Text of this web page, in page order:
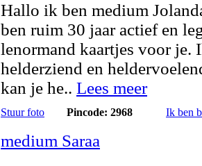
Hallo ik ben medium
ben ruim 30 jaar actief en
lenormand kaartjes voor je.
helderziend en
kan je he.. Lees meer
Stuur foto Pincode: 2968 Ik ben
medium Saraa